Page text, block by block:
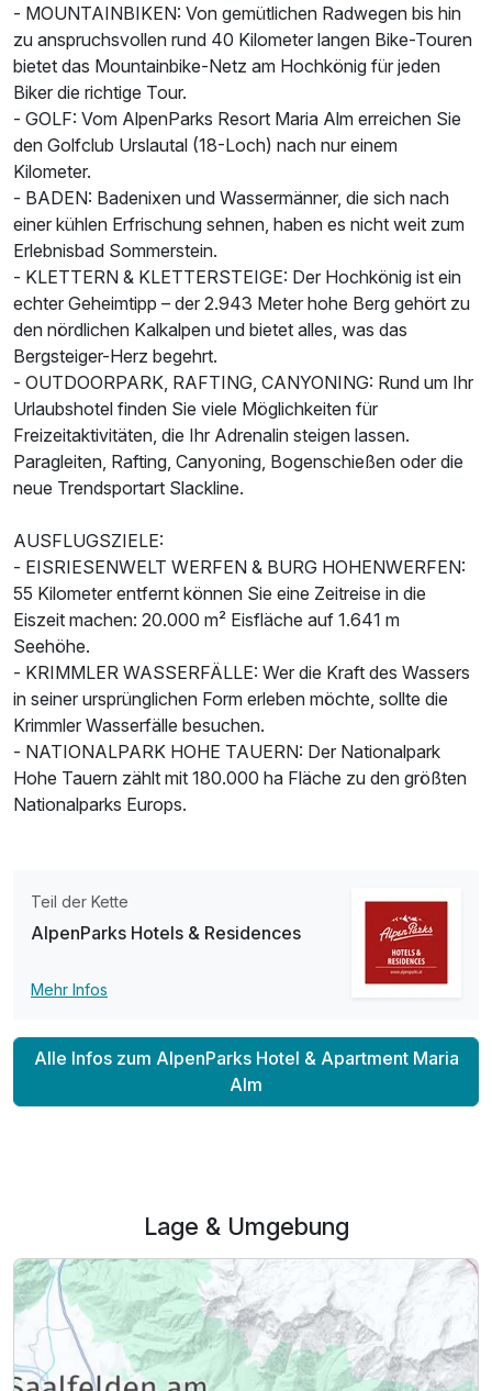
Für 7 Tage p.P. ab734,00 €
Familienzimmer
2 Erwachsene und 2 Kinder
Ausstattung
Für 7 Tage p.P. ab624,00 €
- MOUNTAINBIKEN: Von gemütlichen Radwegen bis hin
zu anspruchsvollen rund 40 Kilometer langen Bike-Touren
bietet das Mountainbike-Netz am Hochkönig für jeden
Biker die richtige Tour.
- GOLF: Vom AlpenParks Resort Maria Alm erreichen Sie
den Golfclub Urslautal (18-Loch) nach nur einem
Kilometer.
- BADEN: Badenixen und Wassermänner, die sich nach
einer kühlen Erfrischung sehnen, haben es nicht weit zum
Erlebnisbad Sommerstein.
- KLETTERN & KLETTERSTEIGE: Der Hochkönig ist ein
echter Geheimtipp – der 2.943 Meter hohe Berg gehört zu
den nördlichen Kalkalpen und bietet alles, was das
Bergsteiger-Herz begehrt.
- OUTDOORPARK, RAFTING, CANYONING: Rund um Ihr
Urlaubshotel finden Sie viele Möglichkeiten für
Freizeitaktivitäten, die Ihr Adrenalin steigen lassen.
Paragleiten, Rafting, Canyoning, Bogenschießen oder die
neue Trendsportart Slackline.
AUSFLUGSZIELE:
- EISRIESENWELT WERFEN & BURG HOHENWERFEN:
55 Kilometer entfernt können Sie eine Zeitreise in die
Eiszeit machen: 20.000 m² Eisfläche auf 1.641 m
Seehöhe.
- KRIMMLER WASSERFÄLLE: Wer die Kraft des Wassers
in seiner ursprünglichen Form erleben möchte, sollte die
Krimmler Wasserfälle besuchen.
- NATIONALPARK HOHE TAUERN: Der Nationalpark
Hohe Tauern zählt mit 180.000 ha Fläche zu den größten
Nationalparks Europs.
Teil der Kette
AlpenParks Hotels & Residences
Mehr Infos
Alle Infos zum AlpenParks Hotel & Apartment Maria
Alm
Lage & Umgebung